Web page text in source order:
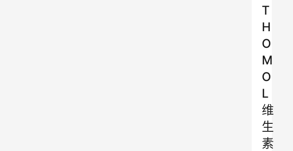
T
H
O
M
O
L
维
生
素